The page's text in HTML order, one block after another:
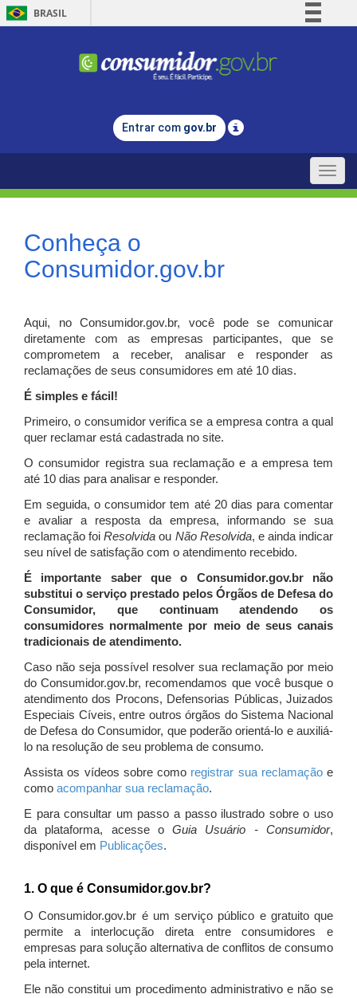
BRASIL
Comunica BR
Legislação
Entrar com gov.br
Toggle
Conheça o
Consumidor.gov.br
Aqui, no Consumidor.gov.br, você pode se comunicar
diretamente com as empresas participantes, que se
comprometem a receber, analisar e responder as
reclamações de seus consumidores em até 10 dias.
É simples e fácil!
Primeiro, o consumidor verifica se a empresa contra a qual
quer reclamar está cadastrada no site.
O consumidor registra sua reclamação e a empresa tem
até 10 dias para analisar e responder.
Em seguida, o consumidor tem até 20 dias para comentar
e avaliar a resposta da empresa, informando se sua
reclamação foiResolvida ou Não Resolvida, e ainda indicar
seu nível de satisfação com o atendimento recebido.
É importante saber que o Consumidor.gov.br não
substitui o serviço prestado pelos Órgãos de Defesa do
Consumidor, que continuam atendendo os
consumidores normalmente por meio de seus canais
tradicionais de atendimento.
Caso não seja possível resolver sua reclamação por meio
do Consumidor.gov.br, recomendamos que você busque o
atendimento dos Procons, Defensorias Públicas, Juizados
Especiais Cíveis, entre outros órgãos do Sistema Nacional
de Defesa do Consumidor, que poderão orientá-lo e auxiliá-
lo na resolução de seu problema de consumo.
Assista os vídeos sobre como registrar sua reclamaçãoe
como acompanhar sua reclamação.
E para consultar um passo a passo ilustrado sobre o uso
da plataforma, acesse oGuia Usuário - Consumidor,
disponível em Publicações.
1. O que é Consumidor.gov.br?
O Consumidor.gov.br é um serviço público e gratuito que
permite a interlocução direta entre consumidores e
empresas para solução alternativa de conflitos de consumo
pela internet.
Ele não constitui um procedimento administrativo e não se